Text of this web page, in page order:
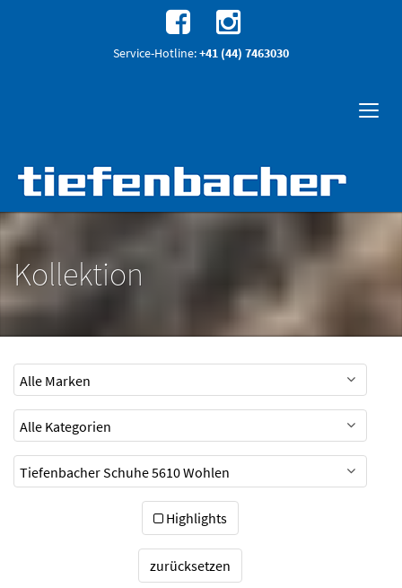
Service-Hotline:+41 (44) 7463030
Kollektion
Highlights
zurücksetzen